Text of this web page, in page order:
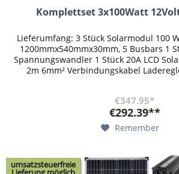
Komplettset 3x100Watt
Lieferumfang: 3 Stück Solarmodul 100
1200mmx540mmx30mm, 5 Busbars 1
Spannungswandler 1 Stück 20A LCD
2m 6mm² Verbindungskabel
€347.95*
€292.39**
Remember
umsatzsteuerfreie